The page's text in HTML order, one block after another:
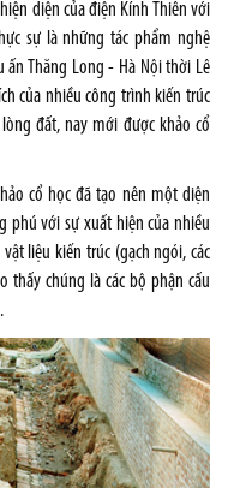
diện của điện Kính Thiên với
sự là những tác phẩm nghệ
Thăng Long - Hà Nội thời Lê
của nhiều công trình kiến trúc
đất, nay mới được khảo cổ
cổ học đã tạo nên một diện
phú với sự xuất hiện của nhiều
liệu kiến trúc (gạch ngói, các
thấy chúng là các bộ phận cấu